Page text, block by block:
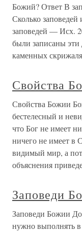
Божий? Ответ В
Сколько
заповедей — Исх.
были записаны эти
каменных
Свойства
Свойства Божии
бестелесный и
что Бог не имеет
ничего не имеет в
видимый мир, а
объяснения
Заповеди
Заповеди Божии
нужно выполнять